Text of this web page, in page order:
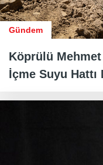
Gündem
Köprülü Mehmet
İçme Suyu Hattı